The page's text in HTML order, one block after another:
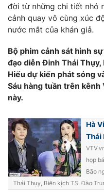
Liên hệ quảng cáo: 024-
® Cấm sao chép dưới mọi
thuận bằng văn bản. Ghi rõ
thông tin từ website này.
đời từ những chi tiết nhỏ
cảnh quay vô cùng xúc
nước mắt của khán giả.
Bộ phim cảnh sát hình
đạo diễn Đinh Thái
Hiếu dự kiến phát sóng
Sáu hàng tuần trên kênh
này.
Hà
Thái
họp
Bão
Thái Thụy, Biên kịch TS. Đào